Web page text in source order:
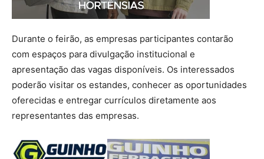
Durante o feirão, as empresas participantes contarão
com espaços para divulgação institucional e
apresentação das vagas disponíveis. Os interessados
poderão visitar os estandes, conhecer as oportunidades
oferecidas e entregar currículos diretamente aos
representantes das empresas.